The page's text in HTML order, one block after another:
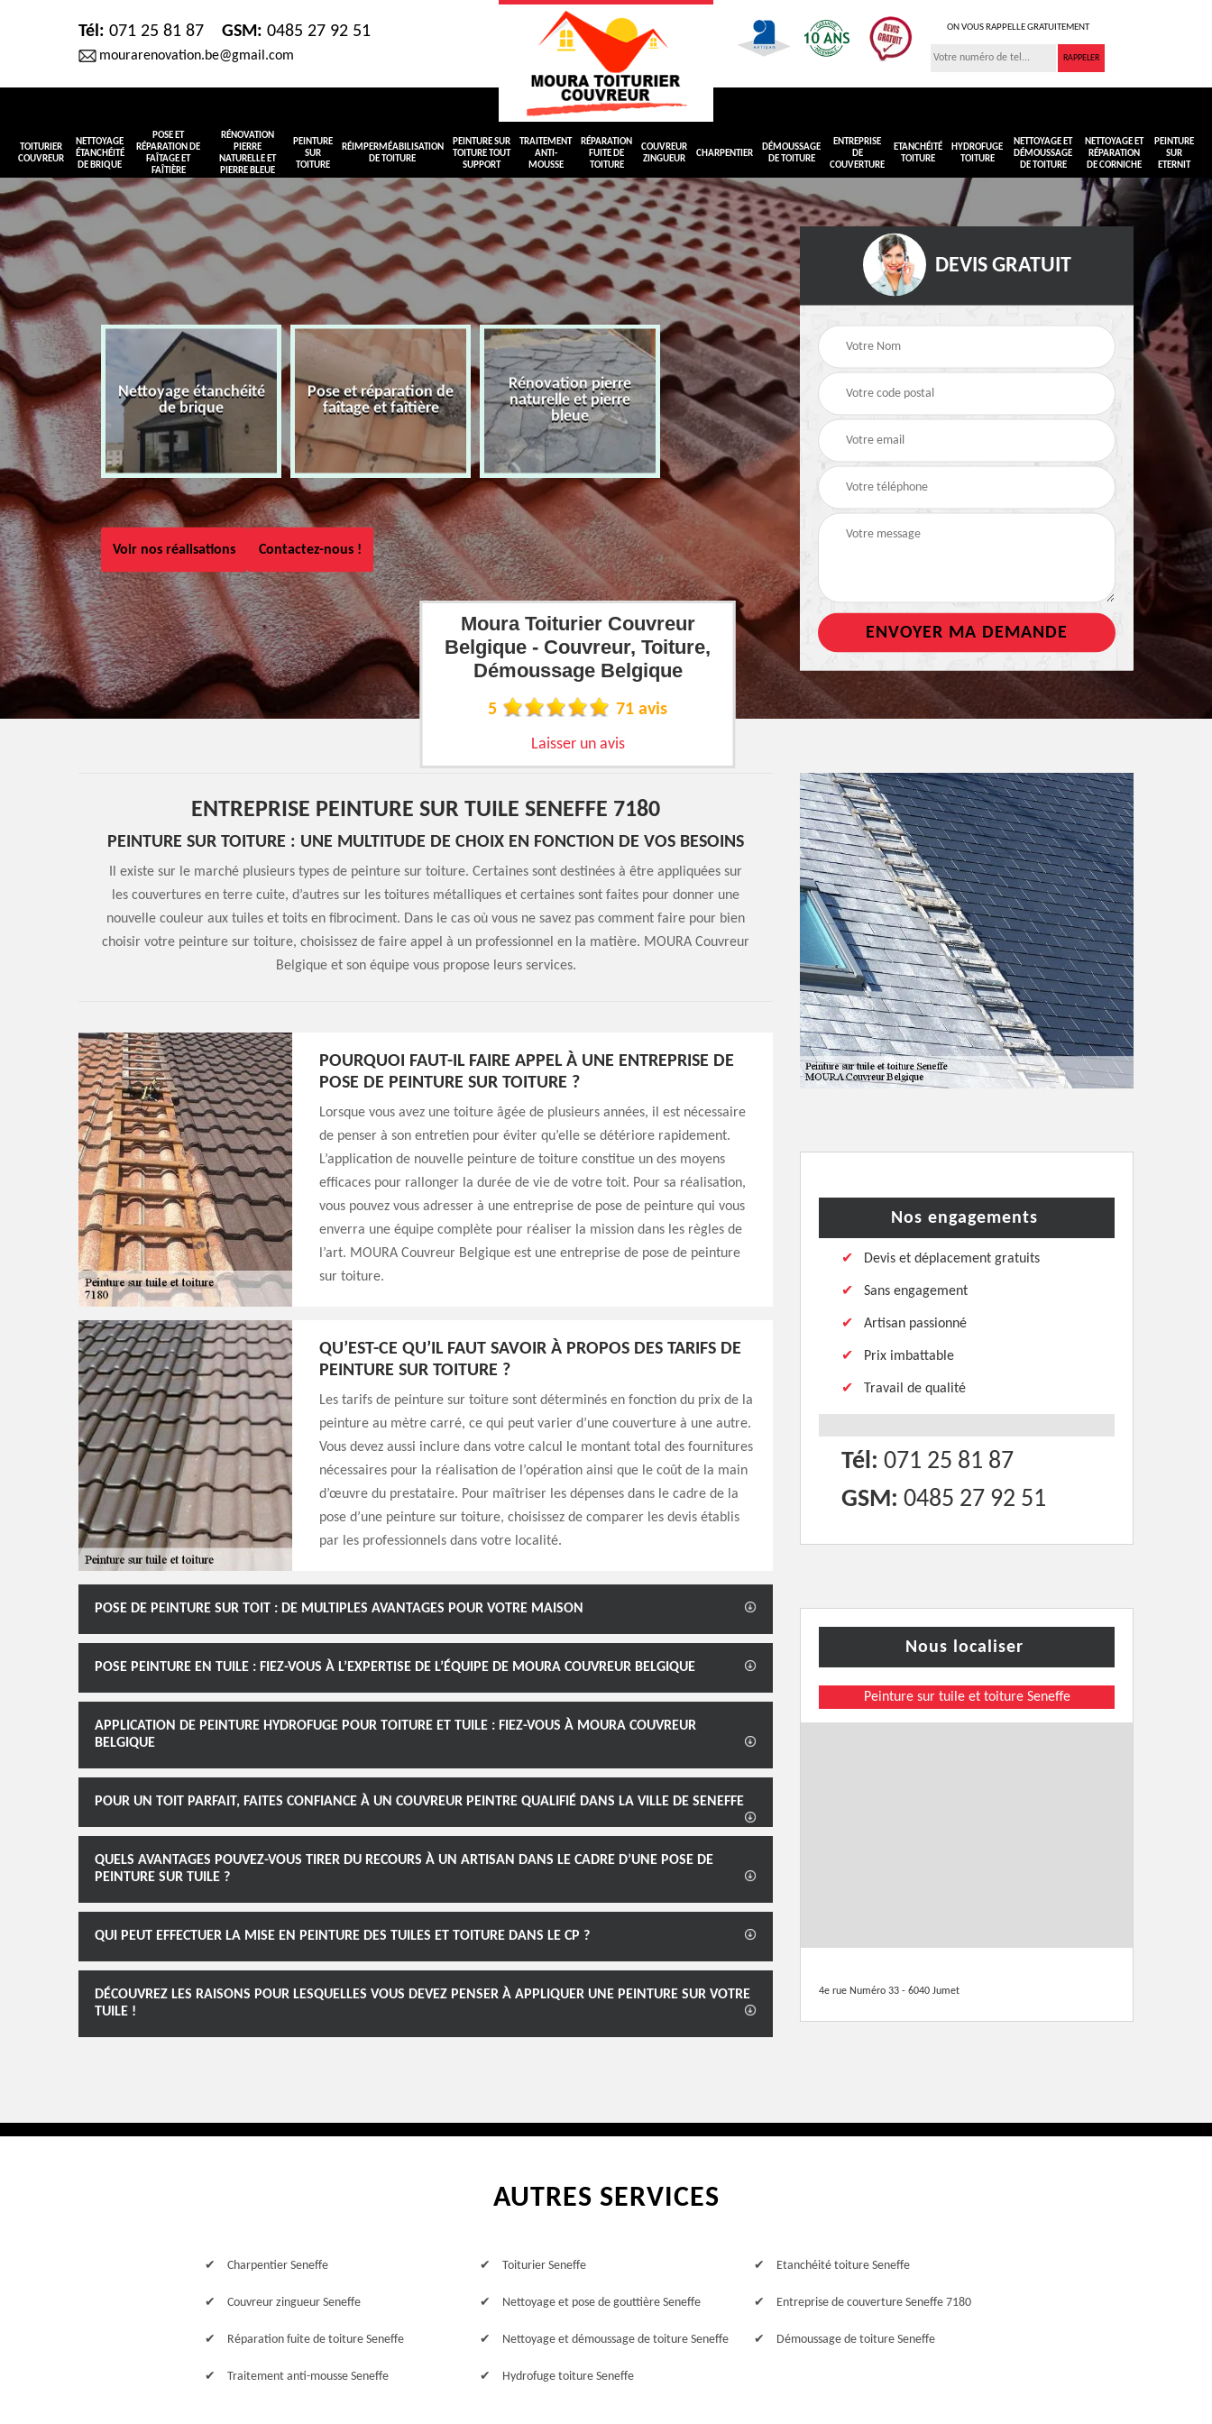
Tél: 071 25 81 87 GSM: 0485 27 92 51
mourarenovation.be@gmail.com
ON VOUS RAPPELLE GRATUITEMENT
TOITURIER
COUVREUR
NETTOYAGE
ÉTANCHÉITÉ
DE BRIQUE
POSE ET
RÉPARATION DE
FAÎTAGE ET
FAÎTIÈRE
RÉNOVATION
PIERRE
NATURELLE ET
PIERRE BLEUE
PEINTURE
SUR
TOITURE
RÉIMPERMÉABILISATION
DE TOITURE
PEINTURE SUR
TOITURE TOUT
SUPPORT
TRAITEMENT
ANTI-
MOUSSE
RÉPARATION
FUITE DE
TOITURE
COUVREUR
ZINGUEUR
CHARPENTIER
DÉMOUSSAGE
DE TOITURE
ENTREPRISE
DE
COUVERTURE
ETANCHÉITÉ
TOITURE
HYDROFUGE
TOITURE
NETTOYAGE ET
DÉMOUSSAGE
DE TOITURE
NETTOYAGE ET
RÉPARATION
DE CORNICHE
PEINTURE
SUR
ETERNIT
Nettoyage étanchéité
de brique
Pose et réparation de
faîtage et faîtière
Rénovation pierre
naturelle et pierre
bleue
Peinture sur toiture
Réimperméabilisation
Peinture sur toiture
tout support
Voir nos réalisations Contactez-nous !
DEVIS GRATUIT
Moura Toiturier Couvreur
Belgique - Couvreur, Toiture,
Démoussage Belgique
5 71 avis
Laisser un avis
ENTREPRISE PEINTURE SUR TUILE SENEFFE 7180
PEINTURE SUR TOITURE : UNE MULTITUDE DE CHOIX EN FONCTION DE VOS BESOINS
Il existe sur le marché plusieurs types de peinture sur toiture. Certaines sont destinées à être appliquées sur
les couvertures en terre cuite, d’autres sur les toitures métalliques et certaines sont faites pour donner une
nouvelle couleur aux tuiles et toits en fibrociment. Dans le cas où vous ne savez pas comment faire pour bien
choisir votre peinture sur toiture, choisissez de faire appel à un professionnel en la matière. MOURA Couvreur
Belgique et son équipe vous propose leurs services.
POURQUOI FAUT-IL FAIRE APPEL À UNE ENTREPRISE DE
POSE DE PEINTURE SUR TOITURE ?
Lorsque vous avez une toiture âgée de plusieurs années, il est nécessaire
de penser à son entretien pour éviter qu’elle se détériore rapidement.
L’application de nouvelle peinture de toiture constitue un des moyens
efficaces pour rallonger la durée de vie de votre toit. Pour sa réalisation,
vous pouvez vous adresser à une entreprise de pose de peinture qui vous
enverra une équipe complète pour réaliser la mission dans les règles de
l’art. MOURA Couvreur Belgique est une entreprise de pose de peinture
sur toiture.
QU’EST-CE QU’IL FAUT SAVOIR À PROPOS DES TARIFS DE
PEINTURE SUR TOITURE ?
Les tarifs de peinture sur toiture sont déterminés en fonction du prix de la
peinture au mètre carré, ce qui peut varier d’une couverture à une autre.
Vous devez aussi inclure dans votre calcul le montant total des fournitures
nécessaires pour la réalisation de l’opération ainsi que le coût de la main
d’œuvre du prestataire. Pour maîtriser les dépenses dans le cadre de la
pose d’une peinture sur toiture, choisissez de comparer les devis établis
par les professionnels dans votre localité.
POSE DE PEINTURE SUR TOIT : DE MULTIPLES AVANTAGES POUR VOTRE MAISON
POSE PEINTURE EN TUILE : FIEZ-VOUS À L’EXPERTISE DE L’ÉQUIPE DE MOURA COUVREUR BELGIQUE
APPLICATION DE PEINTURE HYDROFUGE POUR TOITURE ET TUILE : FIEZ-VOUS À MOURA COUVREUR
BELGIQUE
POUR UN TOIT PARFAIT, FAITES CONFIANCE À UN COUVREUR PEINTRE QUALIFIÉ DANS LA VILLE DE SENEFFE
QUELS AVANTAGES POUVEZ-VOUS TIRER DU RECOURS À UN ARTISAN DANS LE CADRE D’UNE POSE DE
PEINTURE SUR TUILE ?
QUI PEUT EFFECTUER LA MISE EN PEINTURE DES TUILES ET TOITURE DANS LE CP ?
DÉCOUVREZ LES RAISONS POUR LESQUELLES VOUS DEVEZ PENSER À APPLIQUER UNE PEINTURE SUR VOTRE
TUILE !
Nos engagements
Devis et déplacement gratuits
Sans engagement
Artisan passionné
Prix imbattable
Travail de qualité
Tél: 071 25 81 87
GSM: 0485 27 92 51
Nous localiser
Peinture sur tuile et toiture Seneffe
4e rue Numéro 33 - 6040 Jumet
AUTRES SERVICES
Charpentier Seneffe
Couvreur zingueur Seneffe
Réparation fuite de toiture Seneffe
Traitement anti-mousse Seneffe
Toiturier Seneffe
Nettoyage et pose de gouttière Seneffe
Nettoyage et démoussage de toiture Seneffe
Hydrofuge toiture Seneffe
Etanchéité toiture Seneffe
Entreprise de couverture Seneffe 7180
Démoussage de toiture Seneffe